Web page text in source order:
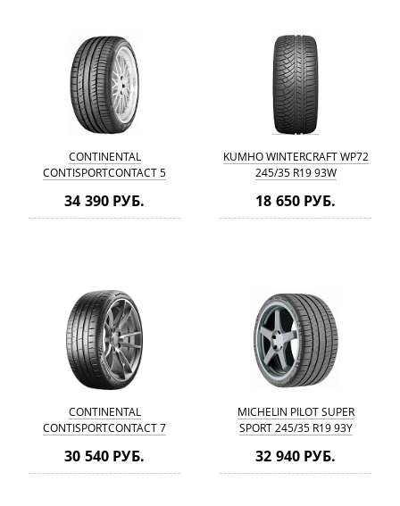
CONTINENTAL
CONTISPORTCONTACT 5
34 390 РУБ.
KUMHO WINTERCRAFT WP72
245/35 R19 93W
18 650 РУБ.
CONTINENTAL
CONTISPORTCONTACT 7
30 540 РУБ.
MICHELIN PILOT SUPER
SPORT 245/35 R19 93Y
32 940 РУБ.